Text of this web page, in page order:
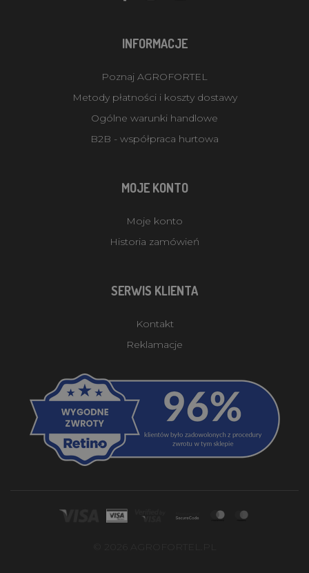
INFORMACJE
Poznaj AGROFORTEL
Metody płatności i koszty dostawy
Ogólne warunki handlowe
B2B - współpraca hurtowa
MOJE KONTO
Moje konto
Historia zamówień
SERWIS KLIENTA
Kontakt
Reklamacje